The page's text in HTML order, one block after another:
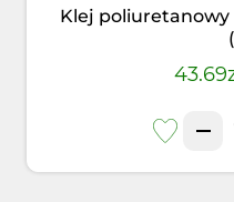
Klej poliuretanowy